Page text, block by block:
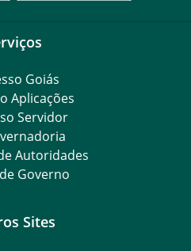
Goiás
Aplicações
Servidor
Autoridades
Governo
Sites